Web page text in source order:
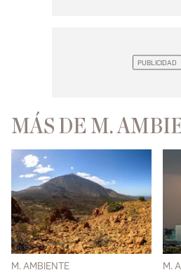
MÁS DE M.
M. AMBIENTE M.